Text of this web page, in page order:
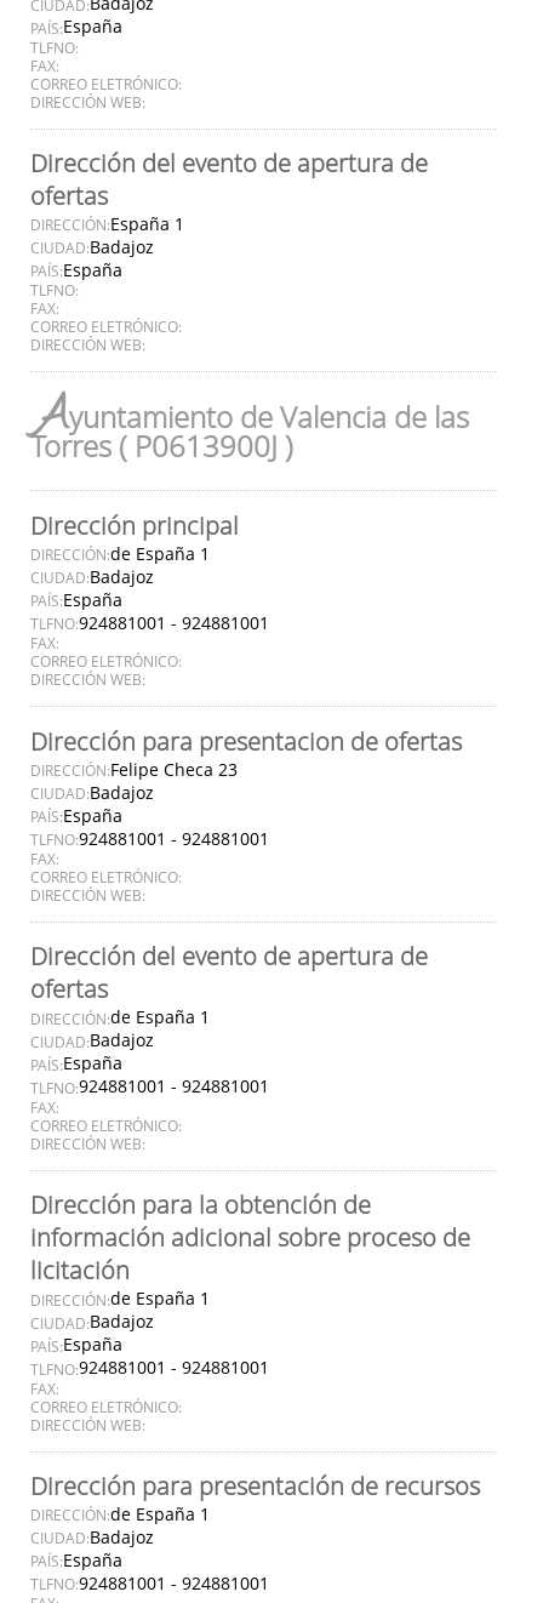
CIUDAD:
PAÍS:España
TLFNO:
FAX:
CORREO ELETRÓNICO:
DIRECCIÓN WEB:
Dirección del evento de apertura de
ofertas
DIRECCIÓN:España 1
CIUDAD:Badajoz
PAÍS:España
TLFNO:
FAX:
CORREO ELETRÓNICO:
DIRECCIÓN WEB:
Ayuntamiento de Valencia de las
Torres ( P0613900J )
Dirección principal
DIRECCIÓN:de España 1
CIUDAD:Badajoz
PAÍS:España
TLFNO:924881001 - 924881001
FAX:
CORREO ELETRÓNICO:
DIRECCIÓN WEB:
Dirección para presentacion de ofertas
DIRECCIÓN:Felipe Checa 23
CIUDAD:Badajoz
PAÍS:España
TLFNO:924881001 - 924881001
FAX:
CORREO ELETRÓNICO:
DIRECCIÓN WEB:
Dirección del evento de apertura de
ofertas
DIRECCIÓN:de España 1
CIUDAD:Badajoz
PAÍS:España
TLFNO:924881001 - 924881001
FAX:
CORREO ELETRÓNICO:
DIRECCIÓN WEB:
Dirección para la obtención de
información adicional sobre proceso de
licitación
DIRECCIÓN:de España 1
CIUDAD:Badajoz
PAÍS:España
TLFNO:924881001 - 924881001
FAX:
CORREO ELETRÓNICO:
DIRECCIÓN WEB:
Dirección para presentación de recursos
DIRECCIÓN:de España 1
CIUDAD:Badajoz
PAÍS:España
TLFNO:924881001 - 924881001